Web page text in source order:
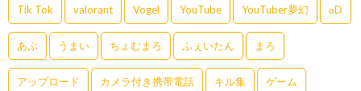
Tik Tok valorant Vogel YouTube YouTuber夢幻 αD
あぶ うまい ちょむまろ ふぇいたん まろ
アップロード カメラ付き携帯電話 キル集 ゲーム